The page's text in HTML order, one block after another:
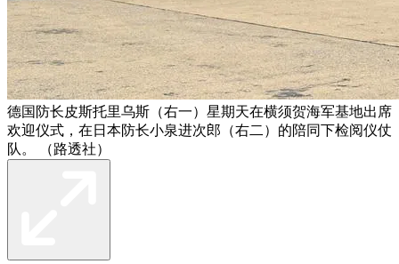
德国防长皮斯托里乌斯（右一）星期天在横须贺海军基地出席
欢迎仪式，在日本防长小泉进次郎（右二）的陪同下检阅仪仗
队。 （路透社）